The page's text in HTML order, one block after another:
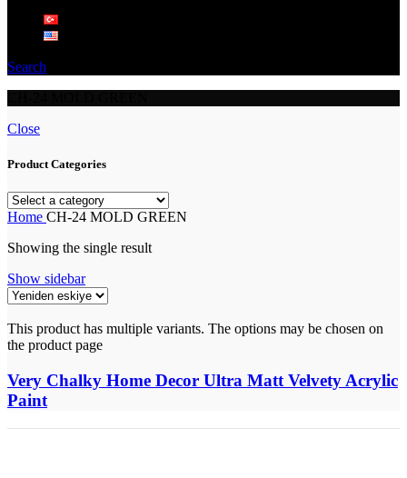
Search
Close
Product Categories
Home CH-24 MOLD GREEN
Showing the single result
Show sidebar
This product has multiple variants. The options may be chosen on
the product page
Very Chalky Home Decor Ultra Matt Velvety Acrylic
Paint